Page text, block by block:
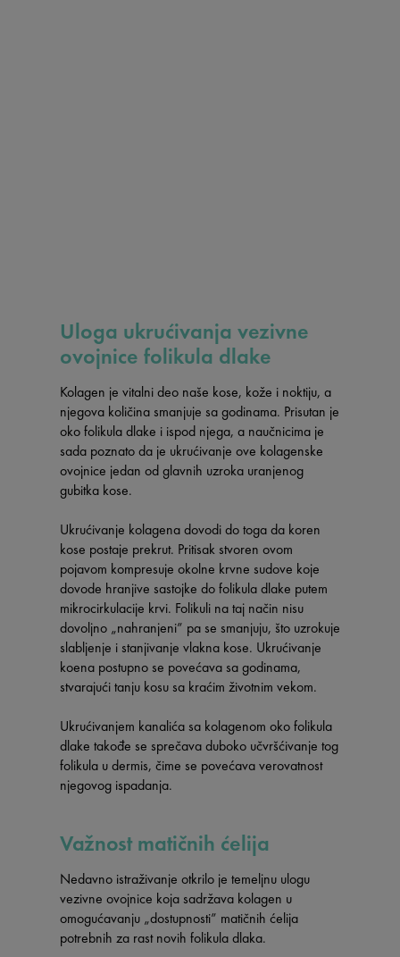
Uloga ukrućivanja vezivne
ovojnice folikula dlake
Kolagen je vitalni deo naše kose, kože i noktiju, a
njegova količina smanjuje sa godinama. Prisutan je
oko folikula dlake i ispod njega, a naučnicima je
sada poznato da je ukrućivanje ove kolagenske
ovojnice jedan od glavnih uzroka uranjenog
gubitka kose.
Ukrućivanje kolagena dovodi do toga da koren
kose postaje prekrut. Pritisak stvoren ovom
pojavom kompresuje okolne krvne sudove koje
dovode hranjive sastojke do folikula dlake putem
mikrocirkulacije krvi. Folikuli na taj način nisu
dovoljno „nahranjeni” pa se smanjuju, što uzrokuje
slabljenje i stanjivanje vlakna kose. Ukrućivanje
koena postupno se povećava sa godinama,
stvarajući tanju kosu sa kraćim životnim vekom.
Ukrućivanjem kanalića sa kolagenom oko folikula
dlake takođe se sprečava duboko učvršćivanje tog
folikula u dermis, čime se povećava verovatnost
njegovog ispadanja.
Važnost matičnih ćelija
Nedavno istraživanje otkrilo je temeljnu ulogu
vezivne ovojnice koja sadržava kolagen u
omogućavanju „dostupnosti” matičnih ćelija
potrebnih za rast novih folikula dlaka.